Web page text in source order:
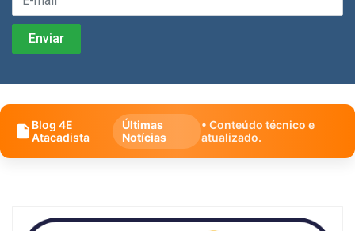
Blog 4E
Atacadista
Últimas
Notícias
• Conteúdo técnico e
atualizado.